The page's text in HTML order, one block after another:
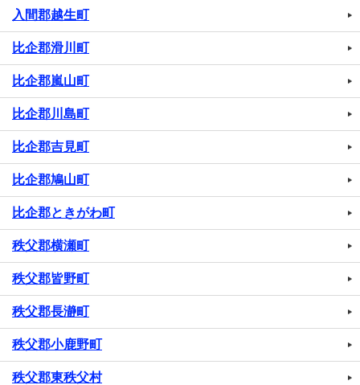
入間郡越生町
比企郡滑川町
比企郡嵐山町
比企郡川島町
比企郡吉見町
比企郡鳩山町
比企郡ときがわ町
秩父郡横瀬町
秩父郡皆野町
秩父郡長瀞町
秩父郡小鹿野町
秩父郡東秩父村